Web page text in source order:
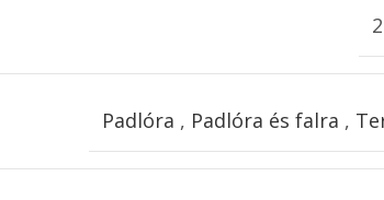
Padlóra , Padlóra és falra ,